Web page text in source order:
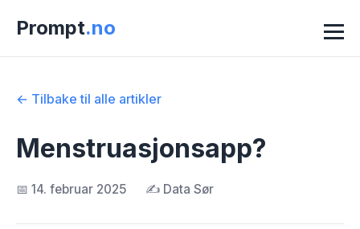
Prompt.no
← Tilbake til alle artikler
Menstruasjonsapp?
📅 14. februar 2025 ✍️ Data Sør